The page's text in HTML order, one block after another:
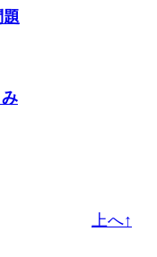
上へ↑